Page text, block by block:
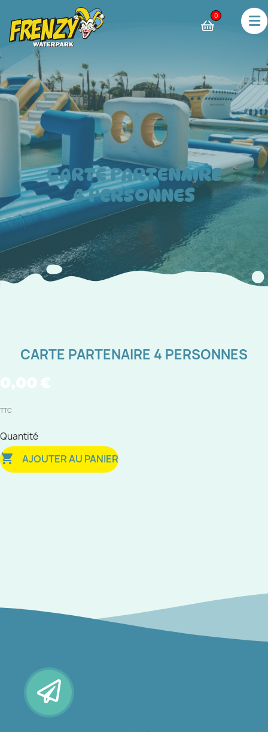
0
CARTE PARTENAIRE
4 PERSONNES
CARTE PARTENAIRE 4 PERSONNES
0,00 €
TTC
Quantité
 AJOUTER AU PANIER